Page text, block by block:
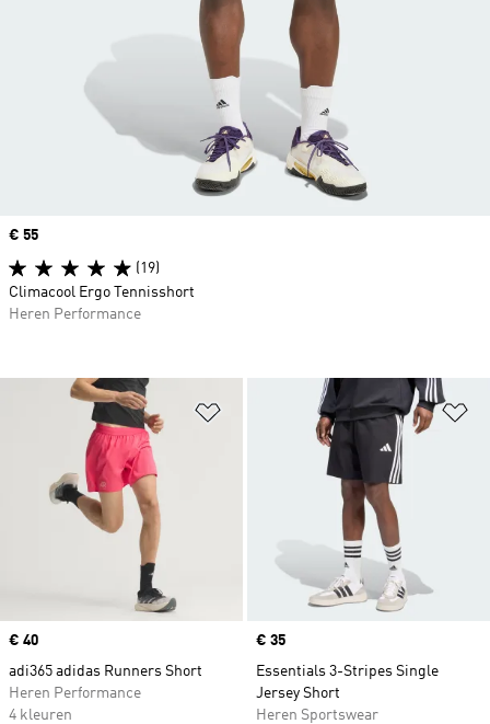
Op verlanglijst zetten
Price
€ 40
adi365 adidas Runners Short
Heren Performance
4 kleuren
Price
€ 35
Essentials 3-Stripes Single
Jersey Short
Heren Sportswear
Price
€ 55
(19)
Climacool Ergo Tennisshort
Heren Performance